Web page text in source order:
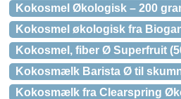
Kokosmel Økologisk – 200
Kokosmel økologisk fra
Kokosmel, fiber Ø Superfruit
Kokosmælk Barista Ø til
Kokosmælk fra Clearspring